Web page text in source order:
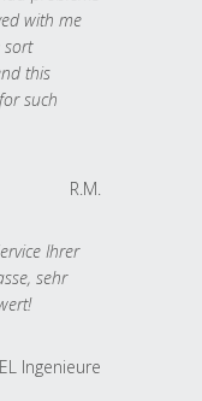
with me
sort
this
such
R.M.
Ihrer
sehr
Ingenieure